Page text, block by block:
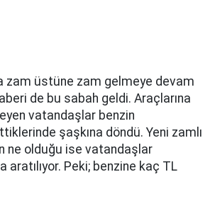
zam üstüne zam gelmeye devam
de bu sabah geldi. Araçlarına
vatandaşlar benzin
şaşkına döndü. Yeni zamlı
ne olduğu ise vatandaşlar
aratılıyor. Peki; benzine kaç TL